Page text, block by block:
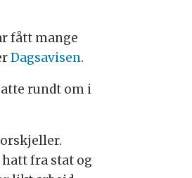
fått mange
Dagsavisen.
rundt om i
fra stat og